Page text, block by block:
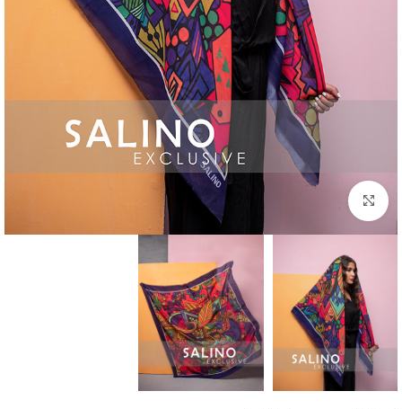
بزرگنمایی تصویر